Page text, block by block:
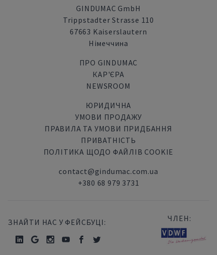
GINDUMAC GmbH
Trippstadter Strasse 110
67663 Kaiserslautern
Німеччина
ПРО GINDUMAC
КАР'ЄРА
NEWSROOM
ЮРИДИЧНА
УМОВИ ПРОДАЖУ
ПРАВИЛА ТА УМОВИ ПРИДБАННЯ
ПРИВАТНІСТЬ
ПОЛІТИКА ЩОДО ФАЙЛІВ COOKIE
contact@gindumac.com.ua
+380 68 979 3731
ЗНАЙТИ НАС У ФЕЙСБУЦІ: ЧЛЕН: